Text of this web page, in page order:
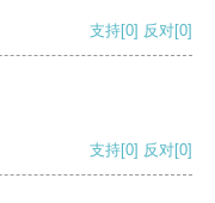
支持[0] 反对[0]
支持[0] 反对[0]